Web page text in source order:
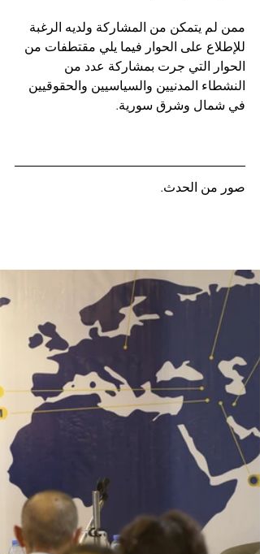
ممن لم يتمكن من المشاركة ولديه الرغبة
للإطلاع على الحوار فيما يلي مقتطفات من
الحوار التي جرت بمشاركة عدد من
النشطاء المدنيين والسياسيين والحقوقيين
في شمال وشرق سورية.
صور من الحدث.